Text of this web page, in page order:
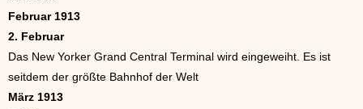
Februar 1913
2. Februar
Das New Yorker Grand Central Terminal wird eingeweiht. Es ist
seitdem der größte Bahnhof der Welt
März 1913